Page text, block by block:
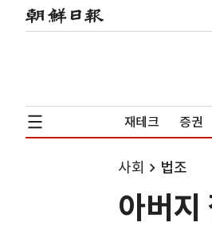
재테크 증권
사회 법조
아버